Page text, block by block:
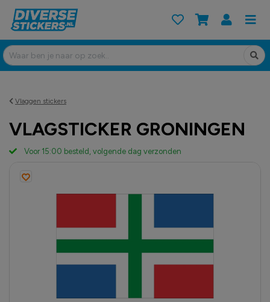
Vlaggen stickers
VLAGSTICKER GRONINGEN
Voor 15:00 besteld, volgende dag verzonden